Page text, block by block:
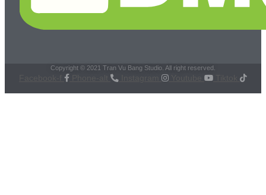
Copyright © 2021 Tran Vu Bang Studio. All right reserved.